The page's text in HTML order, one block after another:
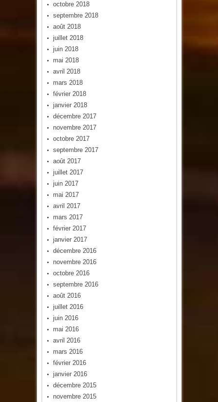
octobre 2018
septembre 2018
août 2018
juillet 2018
juin 2018
mai 2018
avril 2018
mars 2018
février 2018
janvier 2018
décembre 2017
novembre 2017
octobre 2017
septembre 2017
août 2017
juillet 2017
juin 2017
mai 2017
avril 2017
mars 2017
février 2017
janvier 2017
décembre 2016
novembre 2016
octobre 2016
septembre 2016
août 2016
juillet 2016
juin 2016
mai 2016
avril 2016
mars 2016
février 2016
janvier 2016
décembre 2015
novembre 2015